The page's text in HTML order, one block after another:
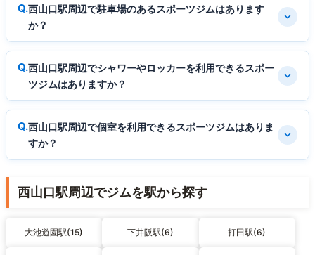
西山口駅周辺で駐車場のあるスポーツジムはあります
か？
西山口駅周辺でシャワーやロッカーを利用できるスポー
ツジムはありますか？
西山口駅周辺で個室を利用できるスポーツジムはありま
すか？
西山口駅周辺でジムを駅から探す
大池遊園駅(15) 下井阪駅(6) 打田駅(6)